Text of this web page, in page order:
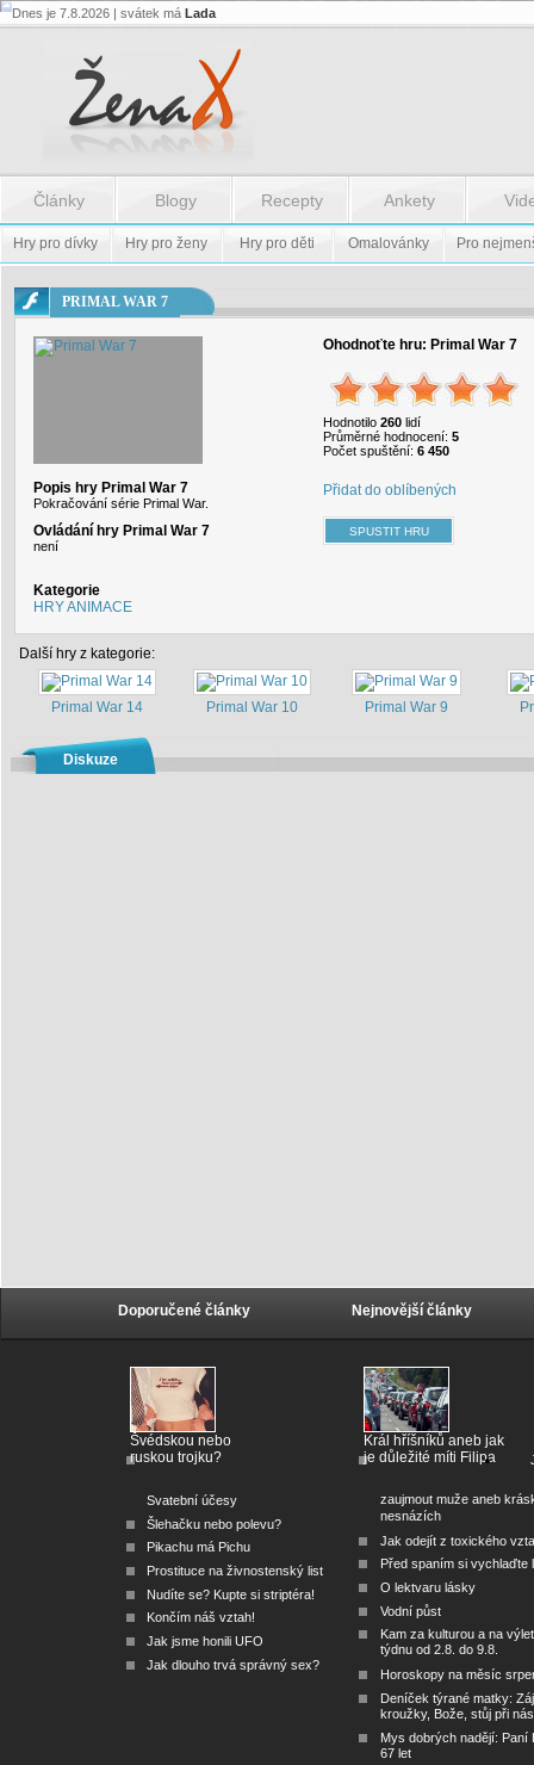
Flash.nazev
Flash.nazev
Dnes je 7.8.2026 | svátek má Lada
Články Blogy Recepty Ankety
Hry pro dívky Hry pro ženy Hry pro děti Omalovánky Pro
PRIMAL WAR 7
Popis hry Primal War 7
Pokračování série Primal War.
Ovládání hry Primal War 7
není
Kategorie
HRY ANIMACE
Ohodnoťte hru: Primal War 7
Hodnotilo 260 lidí
Průměrné hodnocení: 5
Počet spuštění: 6 450
Přidat do oblíbených
Další hry z kategorie:
Primal War 14 Primal War 10 Primal War 9
Diskuze
Doporučené články
Švédskou nebo
ruskou trojku?
Svatební účesy
Šlehačku nebo polevu?
Pikachu má Pichu
Prostituce na živnostenský list
Nudíte se? Kupte si striptéra!
Končím náš vztah!
Jak jsme honili UFO
Jak dlouho trvá správný sex?
Nejnovější články
Král hříšníků aneb jak
je důležité míti Filipa
zaujmout muže aneb
nesnázích
Jak odejít z toxického
Před spaním si vychlaďte
O lektvaru lásky
Vodní půst
Kam za kulturou a na
týdnu od 2.8. do 9.8.
Horoskopy na měsíc
Deníček týrané matky:
kroužky, Bože, stůj při nás
Mys dobrých nadějí: Paní
67 let